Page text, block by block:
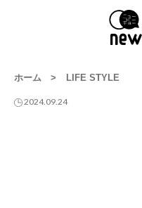
ホーム > LIFE STYLE
2024.09.24